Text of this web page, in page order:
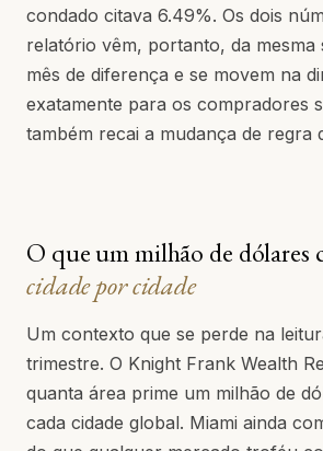
condado citava 6.49%. Os dois
relatório vêm, portanto, da mesma
mês de diferença e se movem na
exatamente para os compradores
também recai a mudança de regra
O que um milhão de dólares
cidade por cidade
Um contexto que se perde na
trimestre. O Knight Frank Wealth
quanta área prime um milhão de
cada cidade global. Miami ainda